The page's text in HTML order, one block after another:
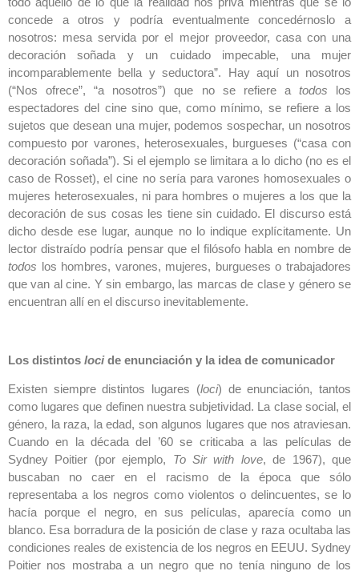
concede a otros y podría eventualmente concedérnoslo a
nosotros: mesa servida por el mejor proveedor, casa con una
decoración soñada y un cuidado impecable, una mujer
incomparablemente bella y seductora”. Hay aquí un nosotros
(“Nos ofrece”, “a nosotros”) que no se refiere a todos los
espectadores del cine sino que, como mínimo, se refiere a los
sujetos que desean una mujer, podemos sospechar, un nosotros
compuesto por varones, heterosexuales, burgueses (“casa con
decoración soñada”). Si el ejemplo se limitara a lo dicho (no es el
caso de Rosset), el cine no sería para varones homosexuales o
mujeres heterosexuales, ni para hombres o mujeres a los que la
decoración de sus cosas les tiene sin cuidado. El discurso está
dicho desde ese lugar, aunque no lo indique explícitamente. Un
lector distraído podría pensar que el filósofo habla en nombre de
todos los hombres, varones, mujeres, burgueses o trabajadores
que van al cine. Y sin embargo, las marcas de clase y género se
encuentran allí en el discurso inevitablemente.
Los distintos locide enunciación y la idea de comunicador
Existen siempre distintos lugares (loci) de enunciación, tantos
como lugares que definen nuestra subjetividad. La clase social, el
género, la raza, la edad, son algunos lugares que nos atraviesan.
Cuando en la década del ’60 se criticaba a las películas de
Sydney Poitier (por ejemplo, To Sir with love, de 1967), que
buscaban no caer en el racismo de la época que sólo
representaba a los negros como violentos o delincuentes, se lo
hacía porque el negro, en sus películas, aparecía como un
blanco. Esa borradura de la posición de clase y raza ocultaba las
condiciones reales de existencia de los negros en EEUU. Sydney
Poitier nos mostraba a un negro que no tenía ninguno de los